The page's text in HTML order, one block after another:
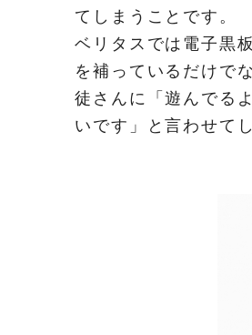
てしまうことです。
ベリタスでは電子黒
を補っているだけで
徒さんに「遊んでる
いです」と言わせて